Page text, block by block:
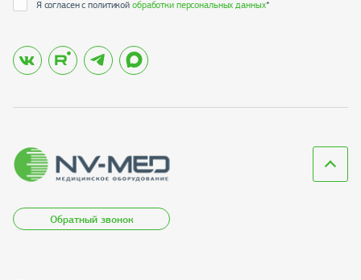
Я согласен с политикойобработки персональных данных*
Обратный звонок